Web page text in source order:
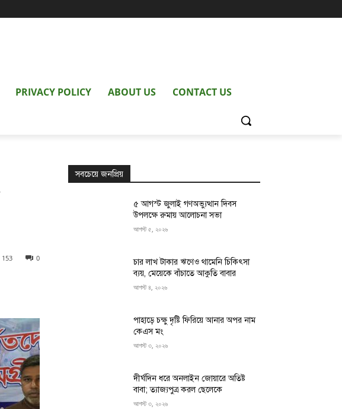
PRIVACY POLICY ABOUT US CONTACT US
0
153
সবচেয়ে জনপ্রিয়
৫ আগস্ট জুলাই গণঅভ্যুত্থান দিবস
উপলক্ষে রুমায় আলোচনা সভা
আগস্ট ৫, ২০২৬
চার লাখ টাকার ঋণেও থামেনি চিকিৎসা
ব্যয়, মেয়েকে বাঁচাতে আকুতি বাবার
আগস্ট ৪, ২০২৬
পাহাড়ে চক্ষু দৃষ্টি ফিরিয়ে আনার অপর নাম
কেএস মং
আগস্ট ৩, ২০২৬
দীর্ঘদিন ধরে অনলাইন জোয়ারে অতিষ্ট
বাবা; ত্যাজ্যপুত্র করল ছেলেকে
আগস্ট ৩, ২০২৬